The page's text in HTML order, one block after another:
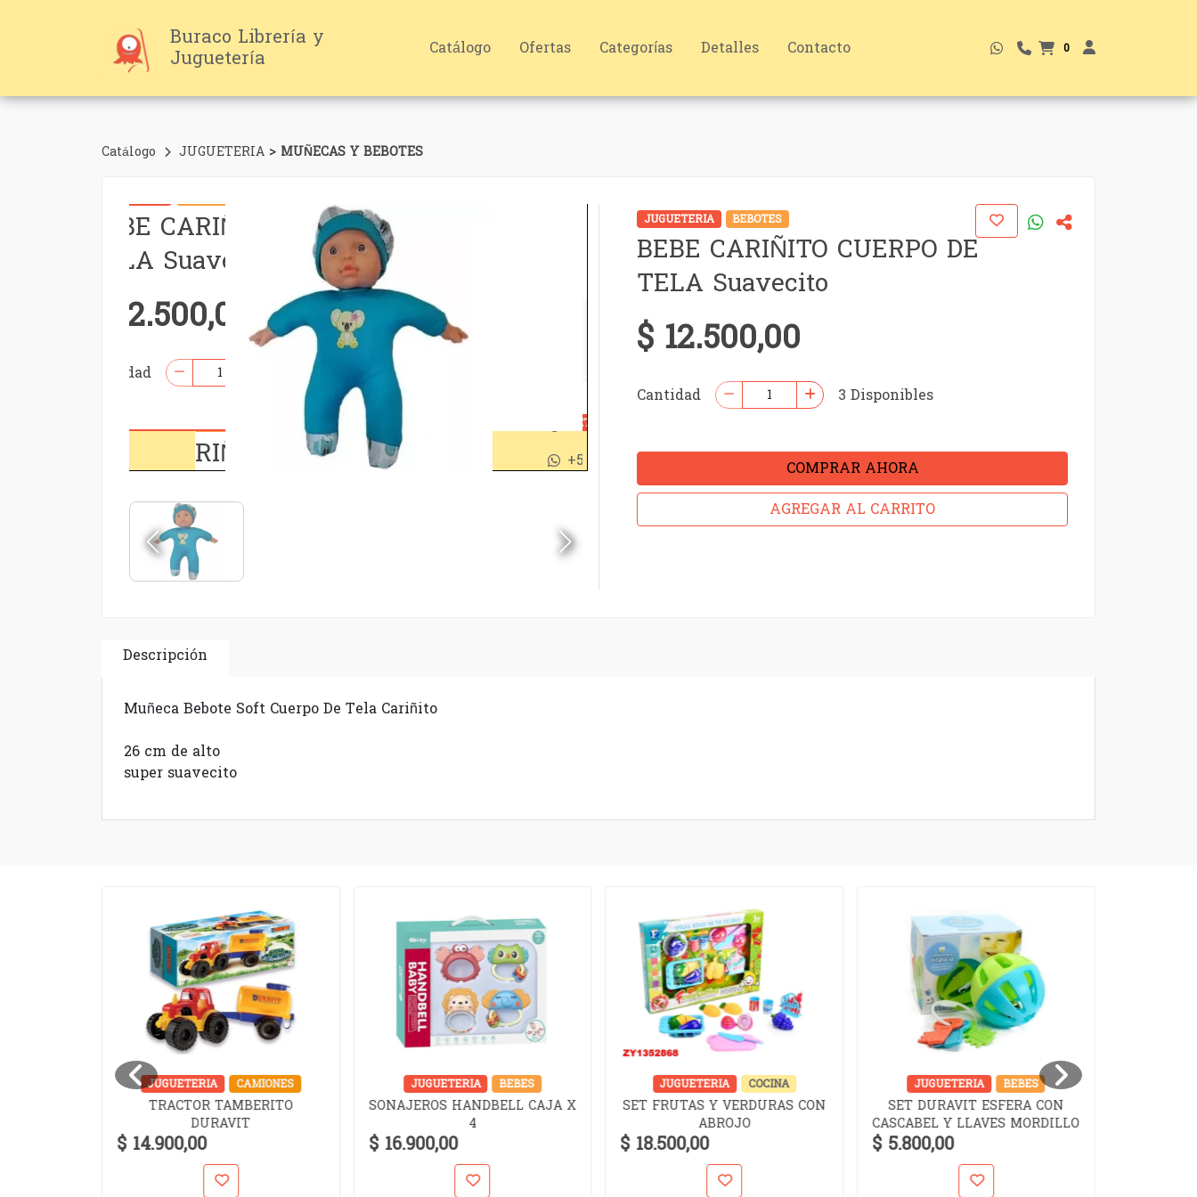
Buraco Librería y
Juguetería Catálogo Ofertas Categorías Detalles Contacto 0
Catálogo JUGUETERIA > MUÑECAS Y BEBOTES
JUGUETERIA BEBOTES
BEBE CARIÑITO CUERPO DE
TELA Suavecito
$ 12.500,00
Cantidad 3 Disponibles
COMPRAR AHORA
AGREGAR AL CARRITO
Descripción
Muñeca Bebote Soft Cuerpo De Tela Cariñito
26 cm de alto
super suavecito
JUGUETERIA CAMIONES
TRACTOR TAMBERITO
DURAVIT
$ 14.900,00
JUGUETERIA BEBES
SONAJEROS HANDBELL CAJA X
4
$ 16.900,00
JUGUETERIA COCINA
SET FRUTAS Y VERDURAS CON
ABROJO
$ 18.500,00
JUGUETERIA BEBES
SET DURAVIT ESFERA CON
CASCABEL Y LLAVES MORDILLO
$ 5.800,00